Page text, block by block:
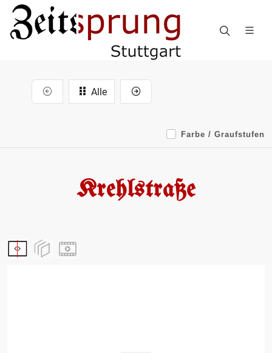
Alle
Farbe / Graufstufen
Krehlstraße